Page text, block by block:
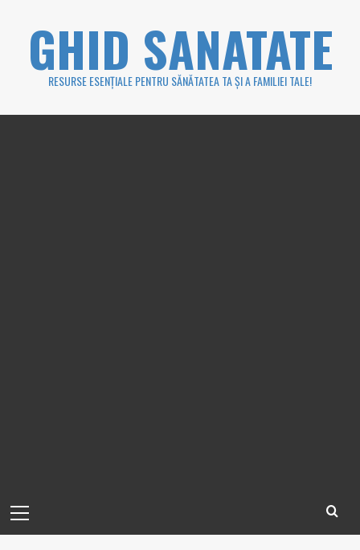
GHID SANATATE
RESURSE ESENȚIALE PENTRU SĂNĂTATEA TA ȘI A FAMILIEI TALE!
Menu